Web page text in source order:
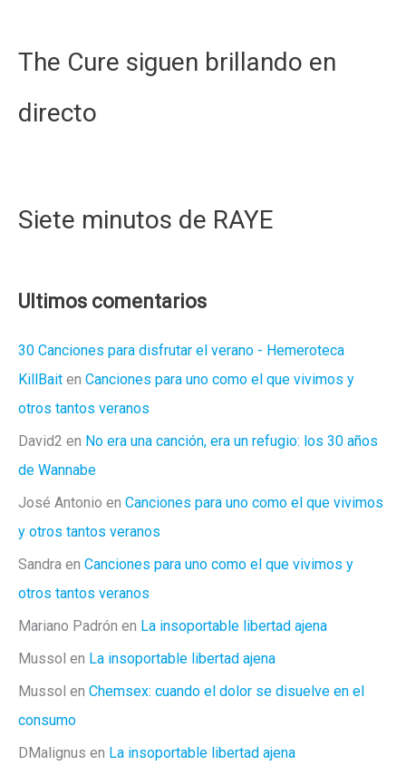
The Cure siguen brillando en
directo
Siete minutos de RAYE
Ultimos comentarios
30 Canciones para disfrutar el verano - Hemeroteca
KillBait en Canciones para uno como el que vivimos y
otros tantos veranos
David2 en No era una canción, era un refugio: los 30 años
de Wannabe
José Antonio en Canciones para uno como el que vivimos
y otros tantos veranos
Sandra en Canciones para uno como el que vivimos y
otros tantos veranos
Mariano Padrón en La insoportable libertad ajena
Mussol en La insoportable libertad ajena
Mussol en Chemsex: cuando el dolor se disuelve en el
consumo
DMalignus en La insoportable libertad ajena